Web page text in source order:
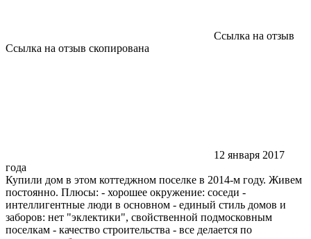
Ссылка на отзыв
Ссылка на отзыв скопирована
12 января 2017
года
Купили дом в этом коттеджном поселке в 2014-м году. Живем
постоянно. Плюсы: - хорошее окружение: соседи -
интеллигентные люди в основном - единый стиль домов и
заборов: нет "эклектики", свойственной подмосковным
поселкам - качество строительства - все делается по